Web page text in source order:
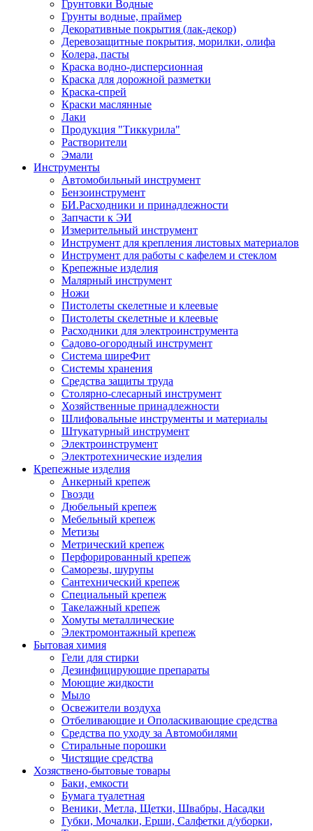
Грунтовки Водные
Грунты водные, праймер
Декоративные покрытия (лак-декор)
Деревозащитные покрытия, морилки, олифа
Колера, пасты
Краска водно-дисперсионная
Краска для дорожной разметки
Краска-спрей
Краски маслянные
Лаки
Продукция "Тиккурила"
Растворители
Эмали
Инструменты
Автомобильный инструмент
Бензоинструмент
БИ.Расходники и принадлежности
Запчасти к ЭИ
Измерительный инструмент
Инструмент для крепления листовых материалов
Инструмент для работы с кафелем и стеклом
Крепежные изделия
Малярный инструмент
Ножи
Пистолеты скелетные и клеевые
Пистолеты скелетные и клеевые
Расходники для электроинструмента
Садово-огородный инструмент
Система ширеФит
Системы хранения
Средства защиты труда
Столярно-слесарный инструмент
Хозяйственные принадлежности
Шлифовальные инструменты и материалы
Штукатурный инструмент
Электроинструмент
Электротехнические изделия
Крепежные изделия
Анкерный крепеж
Гвозди
Дюбельный крепеж
Мебельный крепеж
Метизы
Метрический крепеж
Перфорированный крепеж
Саморезы, шурупы
Сантехнический крепеж
Специальный крепеж
Такелажный крепеж
Хомуты металлические
Электромонтажный крепеж
Бытовая химия
Гели для стирки
Дезинфицирующие препараты
Моющие жидкости
Мыло
Освежители воздуха
Отбеливающие и Ополаскивающие средства
Средства по уходу за Автомобилями
Стиральные порошки
Чистящие средства
Хозяствено-бытовые товары
Баки, емкости
Бумага туалетная
Веники, Метла, Щетки, Швабры, Насадки
Губки, Мочалки, Ерши, Салфетки д/уборки,